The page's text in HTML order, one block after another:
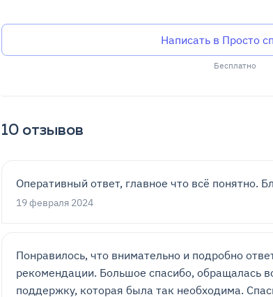
Написать в Просто
Бесплатно
10 отзывов
Оперативный ответ, главное что всё понятно.
19 февраля 2024
Понравилось, что внимательно и подробно
рекомендации. Большое спасибо, обращалась
поддержку, которая была так необходима.